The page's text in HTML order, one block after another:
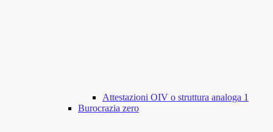
Attestazioni OIV o struttura analoga 1
Burocrazia zero